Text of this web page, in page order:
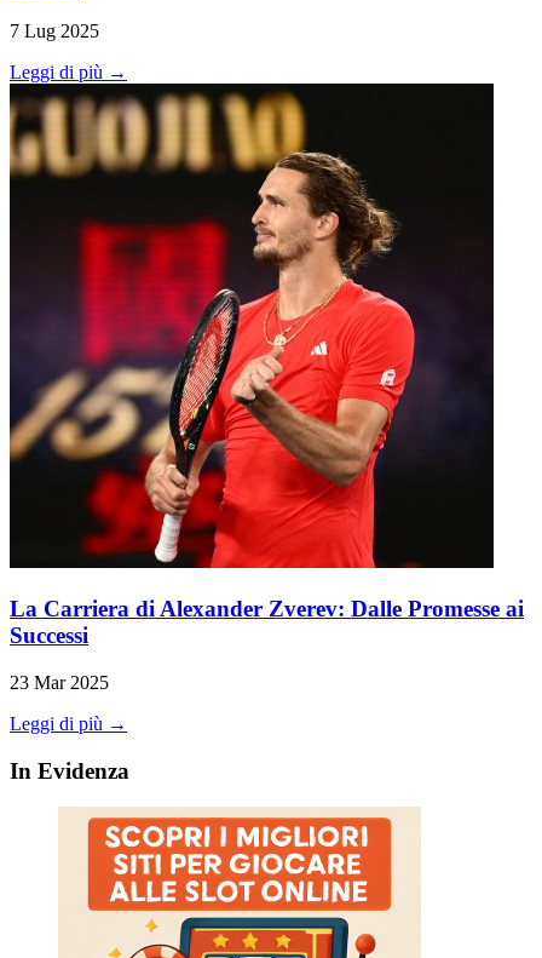
7 Lug 2025
Leggi di più →
La Carriera di Alexander Zverev: Dalle Promesse ai
Successi
23 Mar 2025
Leggi di più →
In Evidenza